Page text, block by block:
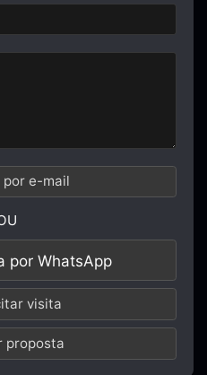
e-mail
por WhatsApp
visita
proposta